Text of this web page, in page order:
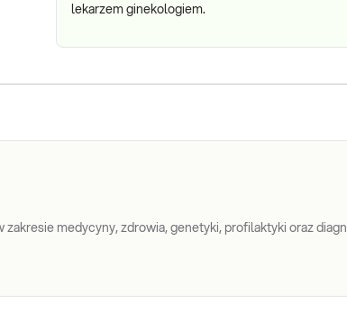
lekarzem ginekologiem.
zakresie medycyny, zdrowia, genetyki, profilaktyki oraz